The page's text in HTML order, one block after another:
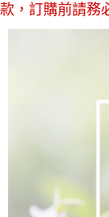
款，訂購前請務